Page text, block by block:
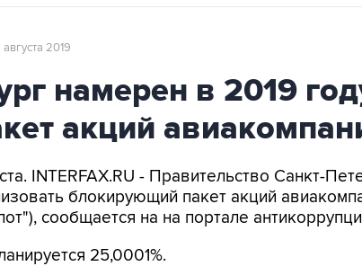
2019
намерен в 2019
акций
INTERFAX.RU - Правительство Санкт-
блокирующий пакет акций
сообщается на на портале
25,0001%.